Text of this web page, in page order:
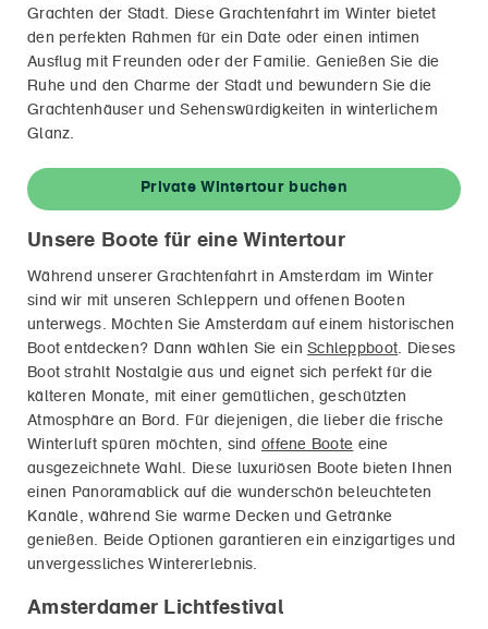
Grachten der Stadt. Diese Grachtenfahrt im Winter bietet
den perfekten Rahmen für ein Date oder einen intimen
Ausflug mit Freunden oder der Familie. Genießen Sie die
Ruhe und den Charme der Stadt und bewundern Sie die
Grachtenhäuser und Sehenswürdigkeiten in winterlichem
Glanz.
Private Wintertour buchen
Unsere Boote für eine Wintertour
Während unserer Grachtenfahrt in Amsterdam im Winter
sind wir mit unseren Schleppern und offenen Booten
unterwegs. Möchten Sie Amsterdam auf einem historischen
Boot entdecken? Dann wählen Sie einSchleppboot. Dieses
Boot strahlt Nostalgie aus und eignet sich perfekt für die
kälteren Monate, mit einer gemütlichen, geschützten
Atmosphäre an Bord. Für diejenigen, die lieber die frische
Winterluft spüren möchten, sind offene Boote eine
ausgezeichnete Wahl. Diese luxuriösen Boote bieten Ihnen
einen Panoramablick auf die wunderschön beleuchteten
Kanäle, während Sie warme Decken und Getränke
genießen. Beide Optionen garantieren ein einzigartiges und
unvergessliches Wintererlebnis.
Amsterdamer Lichtfestival